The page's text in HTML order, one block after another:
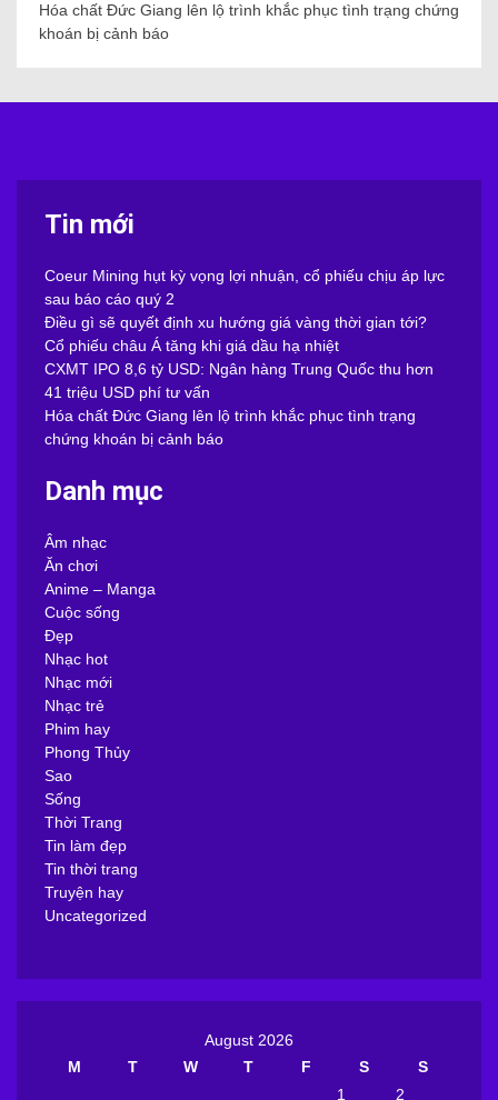
Hóa chất Đức Giang lên lộ trình khắc phục tình trạng chứng
khoán bị cảnh báo
Tin mới
Coeur Mining hụt kỳ vọng lợi nhuận, cổ phiếu chịu áp lực
sau báo cáo quý 2
Điều gì sẽ quyết định xu hướng giá vàng thời gian tới?
Cổ phiếu châu Á tăng khi giá dầu hạ nhiệt
CXMT IPO 8,6 tỷ USD: Ngân hàng Trung Quốc thu hơn
41 triệu USD phí tư vấn
Hóa chất Đức Giang lên lộ trình khắc phục tình trạng
chứng khoán bị cảnh báo
Danh mục
Âm nhạc
Ăn chơi
Anime – Manga
Cuộc sống
Đẹp
Nhạc hot
Nhạc mới
Nhạc trẻ
Phim hay
Phong Thủy
Sao
Sống
Thời Trang
Tin làm đẹp
Tin thời trang
Truyện hay
Uncategorized
August 2026
M
T W T F S
S
1
2